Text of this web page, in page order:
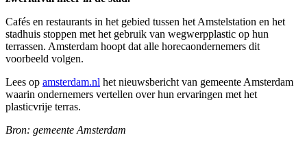
Cafés en restaurants in het gebied tussen het Amstelstation en het
stadhuis stoppen met het gebruik van wegwerpplastic op hun
terrassen. Amsterdam hoopt dat alle horecaondernemers dit
voorbeeld volgen.
Lees op amsterdam.nl het nieuwsbericht van gemeente Amsterdam
waarin ondernemers vertellen over hun ervaringen met het
plasticvrije terras.
Bron: gemeente Amsterdam